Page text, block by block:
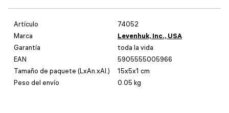
Artículo
74052
Marca
Levenhuk, Inc., USA
Garantía
toda la vida
EAN
5905555005966
Tamaño de paquete (LxAn.xAl.)
15x5x1 cm
Peso del envío
0.05 kg